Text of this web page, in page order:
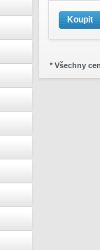
Koupit
* Všechny